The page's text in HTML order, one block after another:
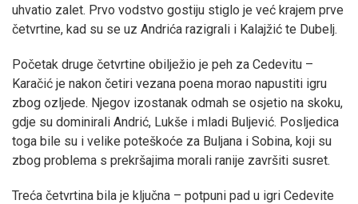
uhvatio zalet. Prvo vodstvo gostiju stiglo je već krajem prve
četvrtine, kad su se uz Andrića razigrali i Kalajžić te Dubelj.
Početak druge četvrtine obilježio je peh za Cedevitu –
Karačić je nakon četiri vezana poena morao napustiti igru
zbog ozljede. Njegov izostanak odmah se osjetio na skoku,
gdje su dominirali Andrić, Lukše i mladi Buljević. Posljedica
toga bile su i velike poteškoće za Buljana i Sobina, koji su
zbog problema s prekršajima morali ranije završiti susret.
Treća četvrtina bila je ključna – potpuni pad u igri Cedevite